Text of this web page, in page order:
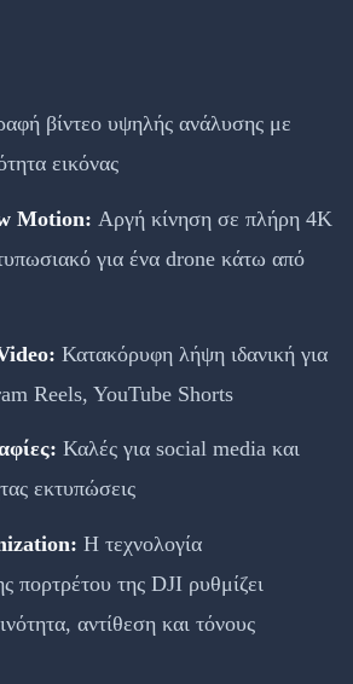
βίντεο υψηλής ανάλυσης με
εικόνας
Motion: Αργή κίνηση σε πλήρη 4K
για ένα drone κάτω από
Κατακόρυφη λήψη ιδανική για
Reels, YouTube Shorts
Καλές για social media και
εκτυπώσεις
Η τεχνολογία
πορτρέτου της DJI ρυθμίζει
αντίθεση και τόνους